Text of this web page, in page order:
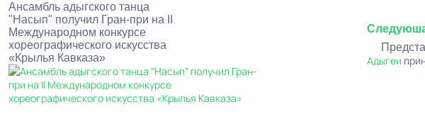
Ансамбль адыгского танца
"Насып" получил Гран-при на II
Международном конкурсе
хореографического искусства
«Крылья Кавказа»
Адыгеи